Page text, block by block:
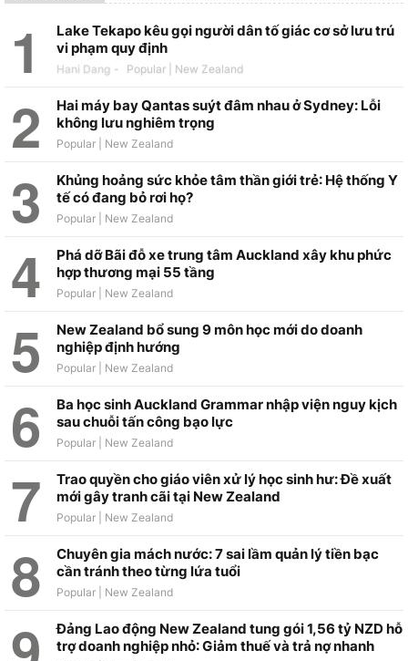
Lake Tekapo kêu gọi người dân tố giác cơ sở lưu trú
vi phạm quy định
Hani Dang -
Hai máy bay Qantas suýt đâm nhau ở Sydney: Lỗi
không lưu nghiêm trọng
Khủng hoảng sức khỏe tâm thần giới trẻ: Hệ thống Y
tế có đang bỏ rơi họ?
Phá dỡ Bãi đỗ xe trung tâm Auckland xây khu phức
hợp thương mại 55 tầng
New Zealand bổ sung 9 môn học mới do doanh
nghiệp định hướng
Ba học sinh Auckland Grammar nhập viện nguy kịch
sau chuỗi tấn công bạo lực
Trao quyền cho giáo viên xử lý học sinh hư: Đề xuất
mới gây tranh cãi tại New Zealand
Chuyên gia mách nước: 7 sai lầm quản lý tiền bạc
cần tránh theo từng lứa tuổi
Đảng Lao động New Zealand tung gói 1,56 tỷ NZD hỗ
trợ doanh nghiệp nhỏ: Giảm thuế và trả nợ nhanh